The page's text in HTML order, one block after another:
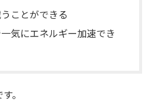
ことができる
一気にエネルギー加速でき
。